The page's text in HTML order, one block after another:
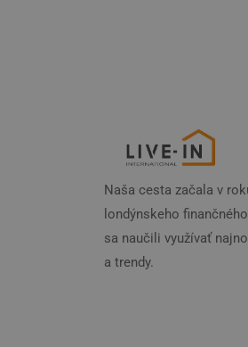
Naša cesta začala v
londýnskeho
sa naučili využívať
a trendy.